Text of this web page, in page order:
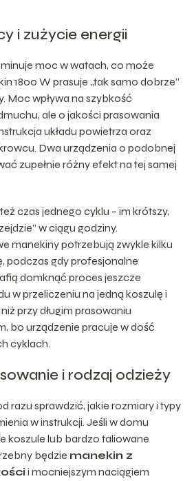
i zużycie energii
moc w watach, co może
1800 W prasuje „tak samo dobrze”
Moc wpływa na szybkość
ale o jakości prasowania
układu powietrza oraz
Dwa urządzenia o podobnej
zupełnie różny efekt na tej samej
czas jednego cyklu – im krótszy,
w ciągu godziny.
manekiny potrzebują zwykle kilku
podczas gdy profesjonalne
domknąć proces jeszcze
w przeliczeniu na jedną koszulę i
przy długim prasowaniu
bo urządzenie pracuje w dość
cyklach.
i rodzaj odzieży
razu sprawdzić, jakie rozmiary i typy
w instrukcji. Jeśli w domu
koszule lub bardzo taliowane
będzie manekin z
i mocniejszym naciągiem